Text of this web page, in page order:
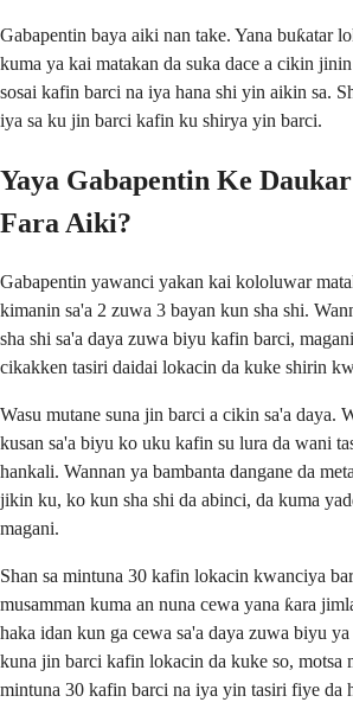
Gabapentin baya aiki nan take. Yana buƙatar
kuma ya kai matakan da suka dace a cikin
sosai kafin barci na iya hana shi yin aikin sa.
iya sa ku jin barci kafin ku shirya yin barci.
Yaya Gabapentin Ke
Fara Aiki?
Gabapentin yawanci yakan kai kololuwar
kimanin sa'a 2 zuwa 3 bayan kun sha shi.
sha shi sa'a daya zuwa biyu kafin barci,
cikakken tasiri daidai lokacin da kuke shirin
Wasu mutane suna jin barci a cikin sa'a daya.
kusan sa'a biyu ko uku kafin su lura da wani
hankali. Wannan ya bambanta dangane da
jikin ku, ko kun sha shi da abinci, da kuma
magani.
Shan sa mintuna 30 kafin lokacin kwanciya
musamman kuma an nuna cewa yana ƙara
haka idan kun ga cewa sa'a daya zuwa biyu
kuna jin barci kafin lokacin da kuke so, motsa
mintuna 30 kafin barci na iya yin tasiri fiye da